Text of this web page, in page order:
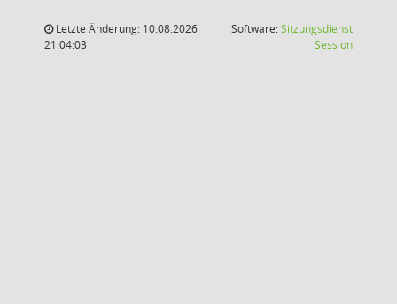
Letzte Änderung: 10.08.2026
21:04:03
Software:Sitzungsdienst
Session(Wird in